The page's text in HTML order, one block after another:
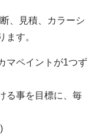
、見積、カラーシ
ます。
マペイントが1つず
る事を目標に、毎